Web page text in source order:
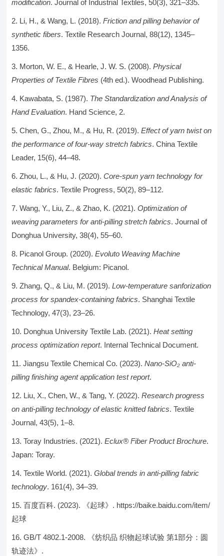
modification. Journal of Industrial Textiles, 50(3), 321–335.
Li, H., & Wang, L. (2018).Friction and pilling behavior of
synthetic fibers. Textile Research Journal, 88(12), 1345–
1356.
Morton, W. E., & Hearle, J. W. S. (2008).Physical
Properties of Textile Fibres (4th ed.). Woodhead Publishing.
Kawabata, S. (1987). The Standardization and Analysis of
Hand Evaluation. Hand Science, 2.
Chen, G., Zhou, M., & Hu, R. (2019).Effect of yarn twist on
the performance of four-way stretch fabrics. China Textile
Leader, 15(6), 44–48.
Zhou, L., & Hu, J. (2020).Core-spun yarn technology for
elastic fabrics. Textile Progress, 50(2), 89–112.
Wang, Y., Liu, Z., & Zhao, K. (2021).Optimization of
weaving parameters for anti-pilling stretch fabrics. Journal of
Donghua University, 38(4), 55–60.
Picanol Group. (2020).Evoluto Weaving Machine
Technical Manual. Belgium: Picanol.
Zhang, Q., & Liu, M. (2019).Low-temperature sanforization
process for spandex-containing fabrics. Shanghai Textile
Technology, 47(3), 23–26.
Donghua University Textile Lab. (2021).Heat setting
process optimization report. Internal Technical Document.
Jiangsu Textile Chemical Co. (2023).Nano-SiO₂ anti-
pilling finishing agent application test report.
Liu, X., Chen, W., & Tang, Y. (2022).Research progress
on anti-pilling technology of elastic knitted fabrics. Textile
Journal, 43(5), 1–8.
Toray Industries. (2021).Eclux® Fiber Product Brochure.
Japan: Toray.
Textile World. (2021).Global trends in anti-pilling fabric
technology. 161(4), 34–39.
百度百科. (2023). 《起球》. https://baike.baidu.com/item/
起球
GB/T 4802.1-2008. 《纺织品 织物起球试验 第1部分：圆
轨迹法》.